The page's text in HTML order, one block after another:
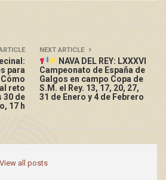
para
reto
30 de
17 h
NEXT ARTICLE
NAVA DEL REY: LXXXVI
Campeonato de España de
Galgos en campo Copa de
S.M. el Rey. 13, 17, 20, 27,
31 de Enero y 4 de Febrero
View all posts